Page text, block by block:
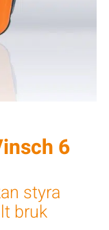
6
styra
bruk